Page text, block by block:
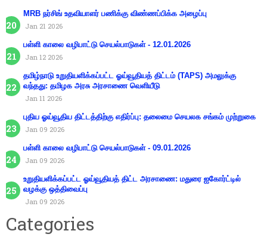
MRB நர்சிங் உதவியாளர் பணிக்கு விண்ணப்பிக்க அழைப்பு
Jan 21 2026
பள்ளி காலை வழிபாட்டு செயல்பாடுகள் - 12.01.2026
Jan 12 2026
தமிழ்நாடு உறுதியளிக்கப்பட்ட ஓய்வூதியத் திட்டம் (TAPS) அமலுக்கு
வந்தது: தமிழக அரசு அரசாணை வெளியீடு
Jan 11 2026
புதிய ஓய்வூதிய திட்டத்திற்கு எதிர்ப்பு: தலைமை செயலக சங்கம் முற்றுகை
Jan 09 2026
பள்ளி காலை வழிபாட்டு செயல்பாடுகள் - 09.01.2026
Jan 09 2026
உறுதியளிக்கப்பட்ட ஓய்வூதியத் திட்ட அரசாணை: மதுரை ஐகோர்ட்டில்
வழக்கு ஒத்திவைப்பு
Jan 09 2026
Categories